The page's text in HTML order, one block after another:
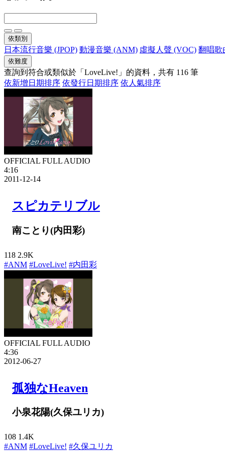
依類別
日本流行音樂 (JPOP) 動漫音樂 (ANM) 虛擬人聲 (VOC) 翻唱歌
依難度
查詢到符合或類似於「LoveLive!」的資料，共有 116 筆
依新增日期排序 依發行日期排序 依人氣排序
OFFICIAL FULL AUDIO
4:16
2011-12-14
スピカテリブル
南ことり(内田彩)
118 2.9K
#ANM #LoveLive! #内田彩
OFFICIAL FULL AUDIO
4:36
2012-06-27
孤独なHeaven
小泉花陽(久保ユリカ)
108 1.4K
#ANM #LoveLive! #久保ユリカ